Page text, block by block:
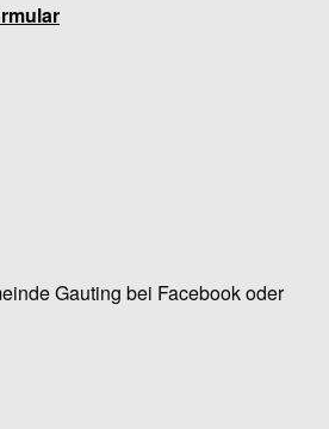
Gauting bei Facebook oder